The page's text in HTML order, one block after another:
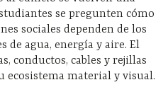
se pregunten cómo
sociales dependen de los
de agua, energía y aire. El
conductos, cables y rejillas
ecosistema material y visual.